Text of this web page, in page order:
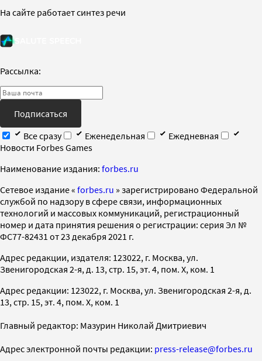
На сайте работает синтез речи
Рассылка:
Подписаться
Все сразу
Еженедельная
Ежедневная
Новости Forbes Games
Наименование издания: forbes.ru
Cетевое издание « forbes.ru » зарегистрировано Федеральной
службой по надзору в сфере связи, информационных
технологий и массовых коммуникаций, регистрационный
номер и дата принятия решения о регистрации: серия Эл №
ФС77-82431 от 23 декабря 2021 г.
Адрес редакции, издателя: 123022, г. Москва, ул.
Звенигородская 2-я, д. 13, стр. 15, эт. 4, пом. X, ком. 1
Адрес редакции: 123022, г. Москва, ул. Звенигородская 2-я, д.
13, стр. 15, эт. 4, пом. X, ком. 1
Главный редактор: Мазурин Николай Дмитриевич
Адрес электронной почты редакции: press-release@forbes.ru